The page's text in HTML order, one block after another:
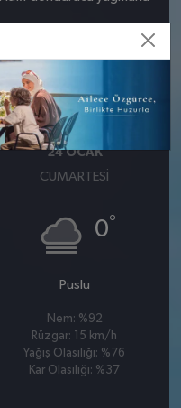
Kar Olasılığı: %10
24 OCAK
CUMARTESI
0°
Puslu
Nem: %92
Rüzgar: 15 km/h
Yağış Olasılığı: %76
Kar Olasılığı: %37